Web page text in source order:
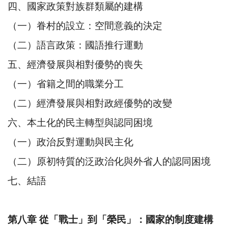
四、國家政策對族群類屬的建構
（一）眷村的設立：空間意義的決定
（二）語言政策：國語推行運動
五、經濟發展與相對優勢的喪失
（一）省籍之間的職業分工
（二）經濟發展與相對政經優勢的改變
六、本土化的民主轉型與認同困境
（一）政治反對運動與民主化
（二）原初特質的泛政治化與外省人的認同困境
七、結語
第八章 從「戰士」到「榮民」：國家的制度建構